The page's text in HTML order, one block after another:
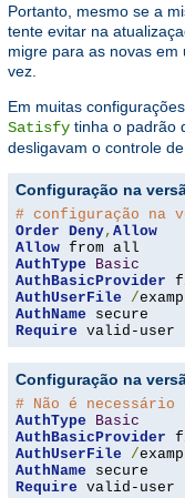
Portanto, mesmo se a
tente evitar na
migre para as novas
vez.
Em muitas
Satisfy tinha o padrão
desligavam o controle
Configuração na
# configuração na
Order Deny, Allow
Allow
AuthType
Basic
AuthBasicProvider
AuthUserFile
/
AuthName
Require valid-user
Configuração na
# Não é
AuthType
Basic
AuthBasicProvider
AuthUserFile
/
AuthName
Require valid-user